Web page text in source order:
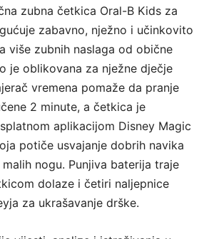
zubna četkica Oral-B Kids za
zabavno, nježno i učinkovito
više zubnih naslaga od obične
je oblikovana za nježne dječje
vremena pomaže da pranje
2 minute, a četkica je
aplikacijom Disney Magic
potiče usvajanje dobrih navika
nogu. Punjiva baterija traje
dolaze i četiri naljepnice
za ukrašavanje drške.